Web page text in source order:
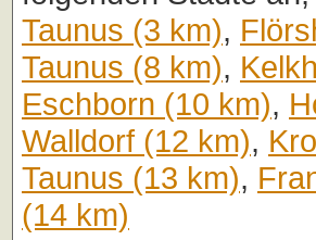
Taunus (3 km),
Taunus (8 km),
Eschborn (10 km),
Walldorf (12 km),
Taunus (13 km),
(14 km)